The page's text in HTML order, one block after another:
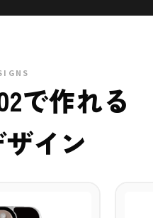
で作れる
イン